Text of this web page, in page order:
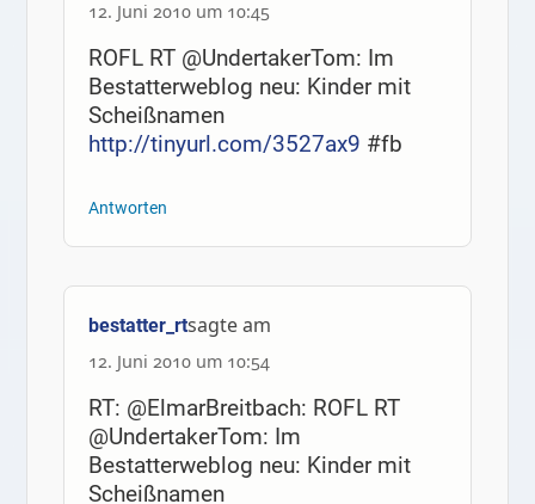
12. Juni 2010 um 10:45
ROFL RT @UndertakerTom: Im
Bestatterweblog neu: Kinder mit
Scheißnamen
http://tinyurl.com/3527ax9 #fb
Antworten
bestatter_rtsagte am
12. Juni 2010 um 10:54
RT: @ElmarBreitbach: ROFL RT
@UndertakerTom: Im
Bestatterweblog neu: Kinder mit
Scheißnamen